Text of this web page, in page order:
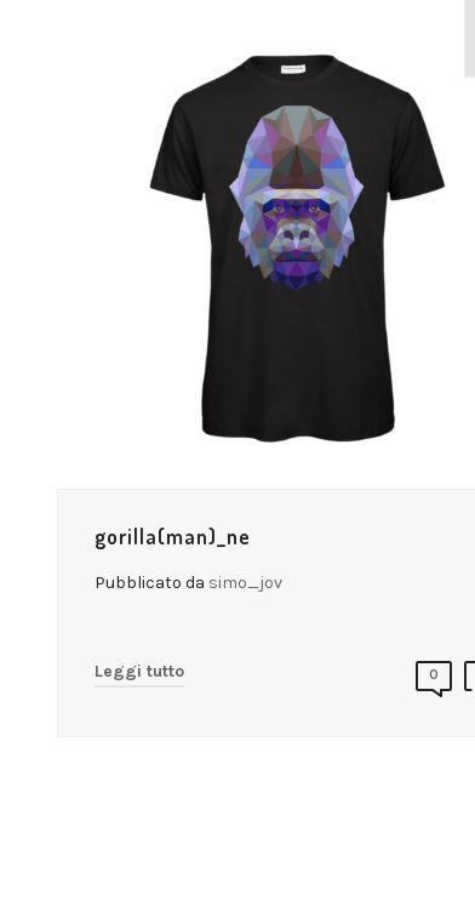
gorilla(man)_ne
Pubblicato da simo_jov
Leggi tutto 0